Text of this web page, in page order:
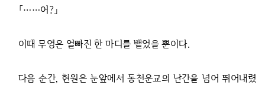
「……어?」
이때 무영은 얼빠진 한 마디를 뱉었을 뿐이다.
다음 순간, 현원은 눈앞에서 동천운교의 난간을 넘어 뛰어내렸